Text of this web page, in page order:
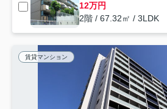
12万円
2階 / 67.32㎡ / 3LDK
賃貸マンション